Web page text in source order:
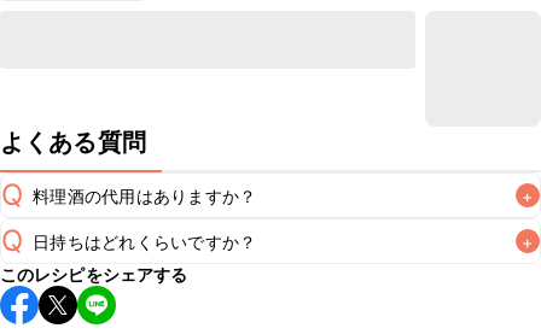
よくある質問
Q 料理酒の代用はありますか？ +
A
Q 日持ちはどれくらいですか？ +
保存期間は冷蔵で翌日中が目安です。なるべくお早めにお召
し上がりください。
このレシピをシェアする